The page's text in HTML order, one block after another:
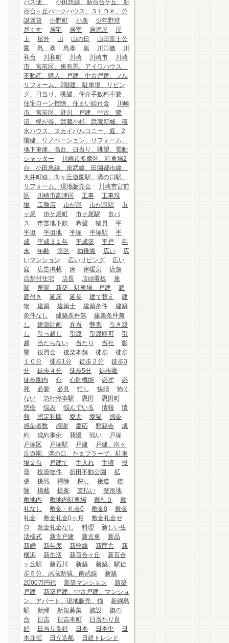
バス便、
小田急線、新百合ケ丘、新
百合ヶ丘パークハウス、３ＬＤＫ、分
譲賃貸
小野町 小鹿
少年野球
尽くす
居宅 居室 居酒屋
屋
上
屋外 山 山の日
山田富士公
園
島 孝 島孝 嵐 川口徹
川
和台
川和町 川崎 川崎市
川崎
市、宮前区、東有馬、アイワハウス、
不動産、購入、戸建、中古戸建、フル
リフォーム、2階建、駐車場、リビン
グ、日当り、眺望、仲介手数料不要、
住宅ローン控除、住まい給付金
川崎
市、宮前区、野川、戸建、中古、鷺
沼、梶が谷、武蔵小杉、武蔵新城、積
水ハウス、スカイバルコニー、庭、2
階建、リノベーション、リフォーム、
地下車庫、高台、日当り、眺望、電動
シャッター
川崎市多摩区、駐車場2
台、小田急線、南武線、田園都市線、
大井町線、向ヶ丘遊園駅、溝の口駅、
リフォーム、現地販売会
川崎市宮前
区
川崎市高津区 工事
工事現
場
工務店 市が尾 市が尾駅
市
ヶ尾
市ケ尾町 市ヶ尾駅
市バ
ス
市営地下鉄 希望 幅員
平
平坦
平坦地 平塚 平塚駅
平
成
平成３１年 平成築 平戸
年
末
年齢 幸区 幼稚園 広い
広
いマンション
広いリビング
広い
庭
広告掲載 床 床暖房
店舗
店舗付住宅
店長 店頭看板
座
間
座間、新築、駐車場、戸建
庭
庭付き
延床 延長 建て替え
建
物
建築 建築士 建築条件
建築
条件なし
建築条件無
建築条件無
し
建築計画 弁当 弊害
引き渡
し
引っ越し 引渡 引渡即可
引
越
当たらない 当たり 当社
影
響
役員会 後楽本舗 徒歩
徒歩
１０分
徒歩1分 徒歩２分
徒歩3
分
徒歩４分 徒歩5分
徒歩圏
徒歩圏内
心 心肺機能 必ず
必
死
必要 必見 忙し 快晴
怖く
ない
急行停車駅 恩田
恩田町
悠樹
悩み 悩んでいる 情報
情
熱
想定利回 愛犬 愛猫
感染
感染者数
感謝 慶応 懇親会
成
約
成約事例 我慢 戦い
戸塚
戸塚区
戸塚駅 戸建
戸建、向ヶ
丘遊園、溝の口、たまプラーザ、駐車
場２台
戸建て 手入れ 手頃
投
資
投資物件 折田不動公園
拡
張
挑戦 掃除 探し 接道
控
除
掲載 提案 支払い
整形地
敷地内
敷地内駐車場 敷礼０
敷
礼なし
敷金・礼金0 敷金0
敷金
礼金
敷金礼金0ヶ月
敷金礼金ゼ
ロ
敷金礼金なし 料理
新しい生
活様式
新古戸建 新古車
新品
新婚
新年度 新幹線 新庁舎
新
横浜
新生活 新百合ヶ丘
新百合
ヶ丘駅
新石川 新築
新築、駅徒
歩５分、武蔵新城、南武線
新築
2000万円代
新築マンション
新築
戸建
新築戸建、中古戸建、マンショ
ン、アパート、現地販売、猫
新綱島
駅
新緑 新規募集 施設
旗の
台
日吉 日吉本町
日当たり良
好
日当り良好 日本 日本中
日
本屈指
日立造船
日経トレンド